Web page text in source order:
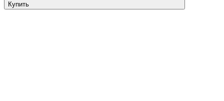
Купить